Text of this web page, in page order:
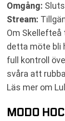
Omgång:
Stream:
Om Skellefteå
detta möte bli
full kontroll
svåra att
Läs mer om
MODO